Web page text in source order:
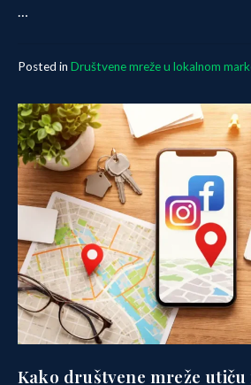
…
Posted in Društvene mreže u lokalnom
Kako društvene mreže